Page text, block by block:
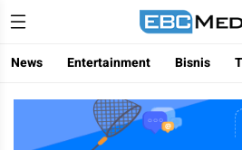
ebctvmedia
Menggapai Cakrawala
News Entertainment Bisnis